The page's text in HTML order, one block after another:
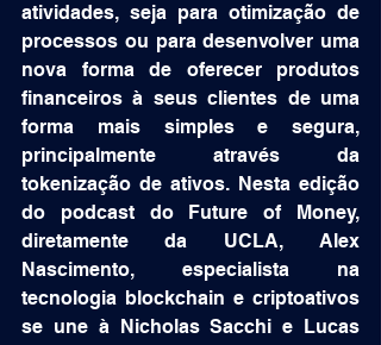
atividades, seja para otimização de
processos ou para desenvolver uma
nova forma de oferecer produtos
financeiros à seus clientes de uma
forma mais simples e segura,
principalmente através da
tokenização de ativos. Nesta edição
do podcast do Future of Money,
diretamente da UCLA, Alex
Nascimento, especialista na
tecnologia blockchain e criptoativos
se une à Nicholas Sacchi e Lucas